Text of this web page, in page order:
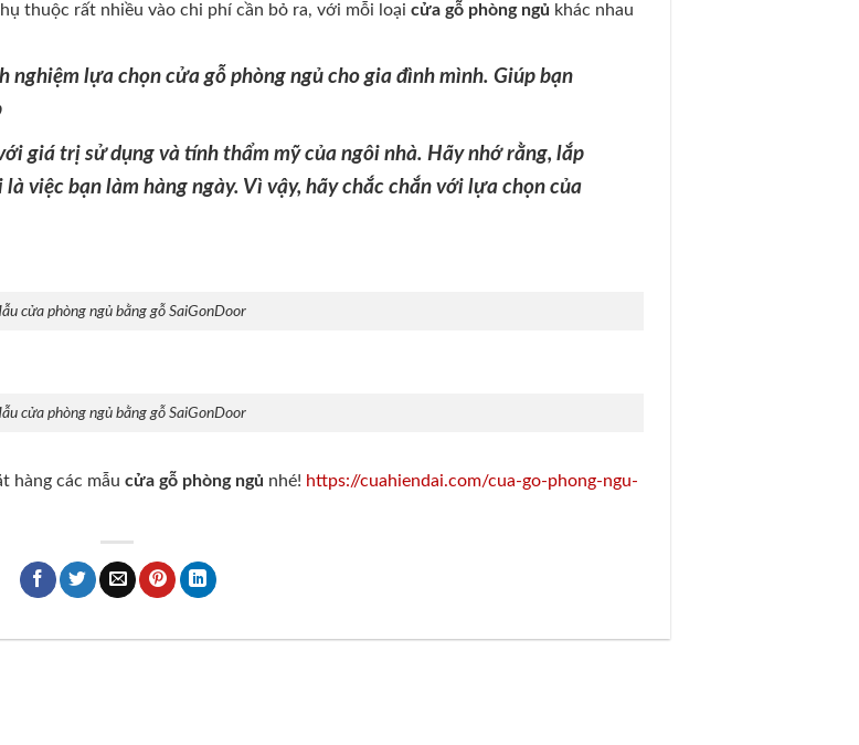
thuộc rất nhiều vào chi phí cần bỏ ra, với mỗi loạicửa gỗ phòng ngủ khác nhau
nghiệm lựa chọn cửa gỗ phòng ngủ cho gia đình mình. Giúp bạn
giá trị sử dụng và tính thẩm mỹ của ngôi nhà. Hãy nhớ rằng, lắp
việc bạn làm hàng ngày. Vì vậy, hãy chắc chắn với lựa chọn của
cửa phòng ngủ bằng gỗ SaiGonDoor
cửa phòng ngủ bằng gỗ SaiGonDoor
hàng các mẫucửa gỗ phòng ngủ nhé! https://cuahiendai.com/cua-go-phong-ngu-